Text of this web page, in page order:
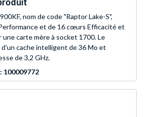
nom de code "Raptor Lake-S",
et de 16 cœurs Efficacité et
carte mère à socket 1700. Le
cache intelligent de 36 Mo et
de 3,2 GHz.
100009772